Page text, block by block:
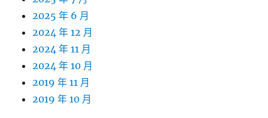
2025 年 6 月
2024 年 12 月
2024 年 11 月
2024 年 10 月
2019 年 11 月
2019 年 10 月